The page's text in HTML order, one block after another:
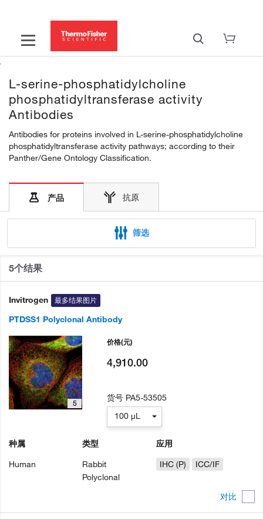
L-serine-phosphatidylcholine
phosphatidyltransferase activity
Antibodies
Antibodies for proteins involved in L-serine-phosphatidylcholine
phosphatidyltransferase activity pathways; according to their
Panther/Gene Ontology Classification.
产品 抗原
筛选
5个结果
Invitrogen 最多结果图片
PTDSS1 Polyclonal Antibody
对比
5
种属
Human
类型
Rabbit
Polyclonal
应用
IHC (P)
ICC/IF
价格(元)
4,910.00
货号 PA5-53505
100 µL